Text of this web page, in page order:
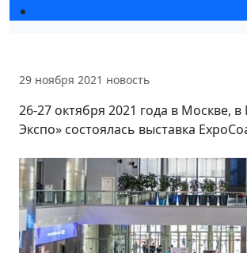
29 ноября 2021 новость
26-27 октября 2021 года в Москве,
Экспо» состоялась выставка